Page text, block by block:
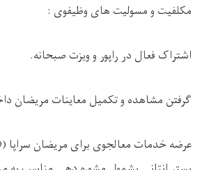
مکلفیت و مسولیت های وظیفوی :
اشتراک فعال در راپور و ويزت صبحانه.
گرفتن مشاهده و تکميل معاينات مريضان